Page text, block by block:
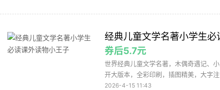
经典儿童文学名著小学生
券后5.7元
世界经典儿童文学名著，木偶奇遇记、
开大版本，全彩印刷，插图精美，大字
2026-4-15 11:43